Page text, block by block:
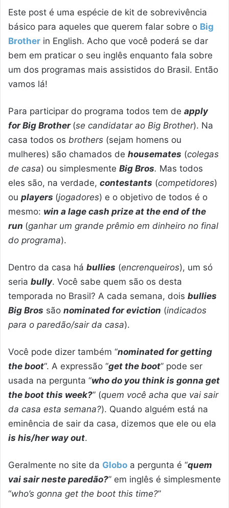
Este post é uma espécie de kit de sobrevivência
básico para aqueles que querem falar sobre o Big
Brother in English. Acho que você poderá se dar
bem em praticar o seu inglês enquanto fala sobre
um dos programas mais assistidos do Brasil. Então
vamos lá!
Para participar do programa todos tem de apply
for Big Brother (se candidatar ao Big Brother). Na
casa todos os brothers (sejam homens ou
mulheres) são chamados de housemates (colegas
de casa) ou simplesmente Big Bros. Mas todos
eles são, na verdade, contestants (competidores)
ou players (jogadores) e o objetivo de todos é o
mesmo: win a lage cash prize at the end of the
run (ganhar um grande prêmio em dinheiro no final
do programa).
Dentro da casa há bullies (encrenqueiros), um só
seria bully. Você sabe quem são os desta
temporada no Brasil? A cada semana, dois bullies
Big Bros são nominated for eviction (indicados
para o paredão/sair da casa).
Você pode dizer também “nominated for getting
the boot“. A expressão “get the boot” pode ser
usada na pergunta “who do you think is gonna get
the boot this week?” (quem você acha que vai sair
da casa esta semana?). Quando alguém está na
eminência de sair da casa, dizemos que ele ou ela
is his/her way out.
Geralmente no site da Globo a pergunta é “quem
vai sair neste paredão?” em inglês é simplesmente
“who’s gonna get the boot this time?”